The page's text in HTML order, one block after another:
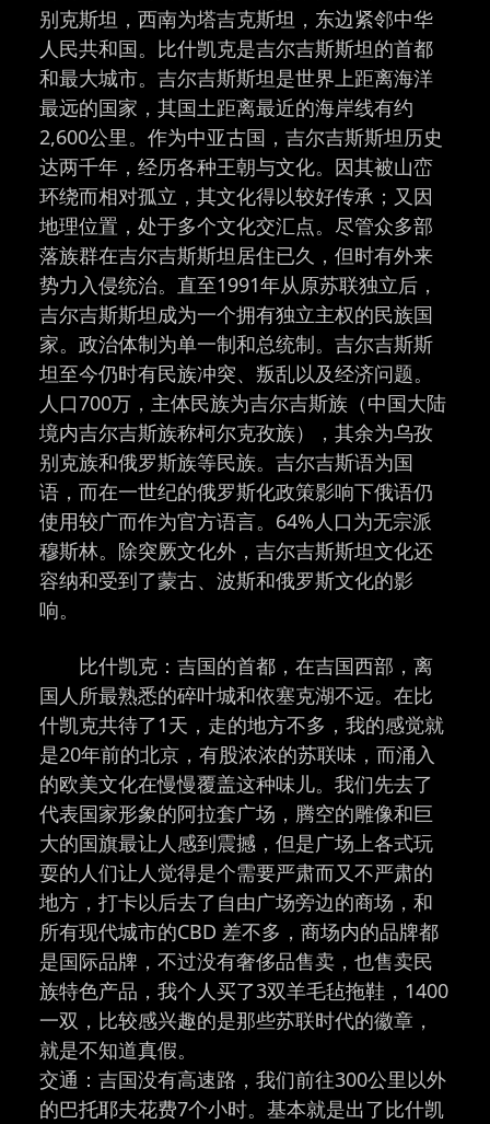
别克斯坦，西南为塔吉克斯坦，东边紧邻中华
人民共和国。比什凯克是吉尔吉斯斯坦的首都
和最大城市。吉尔吉斯斯坦是世界上距离海洋
最远的国家，其国土距离最近的海岸线有约
2,600公里。作为中亚古国，吉尔吉斯斯坦历史
达两千年，经历各种王朝与文化。因其被山峦
环绕而相对孤立，其文化得以较好传承；又因
地理位置，处于多个文化交汇点。尽管众多部
落族群在吉尔吉斯斯坦居住已久，但时有外来
势力入侵统治。直至1991年从原苏联独立后，
吉尔吉斯斯坦成为一个拥有独立主权的民族国
家。政治体制为单一制和总统制。吉尔吉斯斯
坦至今仍时有民族冲突、叛乱以及经济问题。
人口700万，主体民族为吉尔吉斯族（中国大陆
境内吉尔吉斯族称柯尔克孜族），其余为乌孜
别克族和俄罗斯族等民族。吉尔吉斯语为国
语，而在一世纪的俄罗斯化政策影响下俄语仍
使用较广而作为官方语言。64%人口为无宗派
穆斯林。除突厥文化外，吉尔吉斯斯坦文化还
容纳和受到了蒙古、波斯和俄罗斯文化的影
响。
比什凯克：吉国的首都，在吉国西部，离
国人所最熟悉的碎叶城和依塞克湖不远。在比
什凯克共待了1天，走的地方不多，我的感觉就
是20年前的北京，有股浓浓的苏联味，而涌入
的欧美文化在慢慢覆盖这种味儿。我们先去了
代表国家形象的阿拉套广场，腾空的雕像和巨
大的国旗最让人感到震撼，但是广场上各式玩
耍的人们让人觉得是个需要严肃而又不严肃的
地方，打卡以后去了自由广场旁边的商场，和
所有现代城市的CBD 差不多，商场内的品牌都
是国际品牌，不过没有奢侈品售卖，也售卖民
族特色产品，我个人买了3双羊毛毡拖鞋，1400
一双，比较感兴趣的是那些苏联时代的徽章，
就是不知道真假。
交通：吉国没有高速路，我们前往300公里以外
的巴托耶夫花费7个小时。基本就是出了比什凯